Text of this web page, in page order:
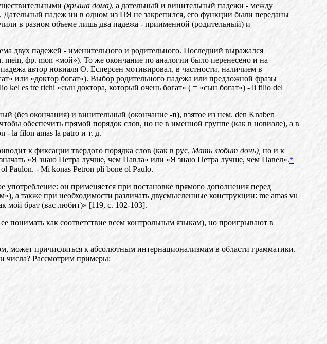
(крыша дома), а дательный и винительный падежи - между
Дательный падеж ни в одном из ПЯ не закрепился, его функции были переданы
в разном объеме лишь два падежа - приименной (родительный) и
двух падежей - именительного и родительного. Последний выражался
mein, фр. mon «мой»). То же окончание по аналогии было перенесено и на
автор новиаля О. Есперсен мотивировал, в частности, наличием в
или «доктор богат»). Выбор родительного падежа или предложной фразы
kel es tre richi «сын доктора, который очень богат» ( = «сын богат») - li filio del
(без окончания) и винительный (окончание -n), взятое из нем. den Knaben
обеспечить прямой порядок слов, но не в именной группе (как в новиале), а в
- la filon amas la patro и т. д.
к фиксации твердого порядка слов (как в рус. Мать любит дочь), но и к
«Я знаю Петра лучше, чем Павла» или «Я знаю Петра лучше, чем Павел».*
Paulon. - Mi konas Petron pli bone ol Paulo.
употребление: он применяется при постановке прямого дополнения перед
а также при необходимости различать двусмысленные конструкции: me amas vu
мой брат (вас любит)» [119, с. 102-103].
как соответствие всем контрольным языкам), но проигрывают в
может причисляться к абсолютным интернационализмам в области грамматики.
числа? Рассмотрим примеры: